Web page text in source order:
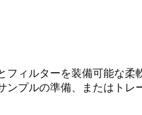
ィルターを装備可能な柔
プルの準備、またはトレ